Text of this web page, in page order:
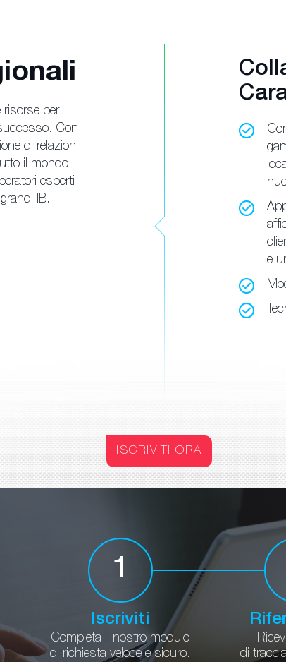
risorse per
Con
di relazioni
il mondo,
esperti
IB.
e
ISCRIVITI ORA
1
Iscriviti
Completa il nostro modulo
di richiesta veloce e sicuro.
di